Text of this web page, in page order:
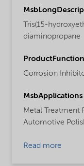
Tris(15-
diaminopropane
Corrosion
MsbApplications
Metal Treatment
Automotive
Read more